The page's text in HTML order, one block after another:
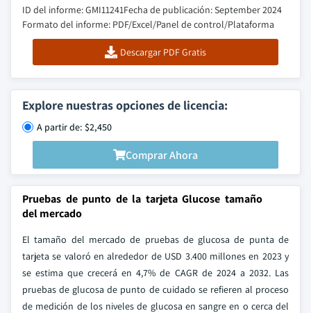
ID del informe: GMI11241Fecha de publicación: September 2024
Formato del informe: PDF/Excel/Panel de control/Plataforma
Descargar PDF Gratis
Explore nuestras opciones de licencia:
A partir de: $2,450
Comprar Ahora
Pruebas de punto de la tarjeta Glucose tamaño
del mercado
El tamaño del mercado de pruebas de glucosa de punta de
tarjeta se valoró en alrededor de USD 3.400 millones en 2023 y
se estima que crecerá en 4,7% de CAGR de 2024 a 2032. Las
pruebas de glucosa de punto de cuidado se refieren al proceso
de medición de los niveles de glucosa en sangre en o cerca del